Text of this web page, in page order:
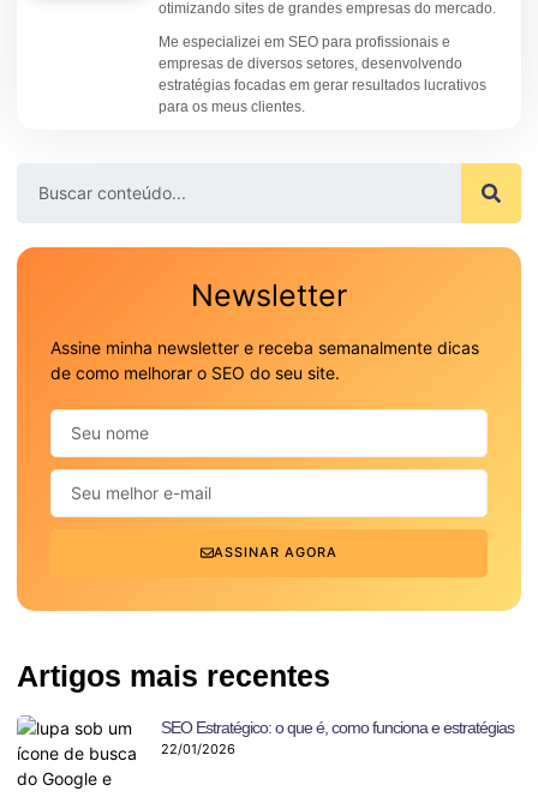
otimizando sites de grandes empresas do mercado.
Me especializei em SEO para profissionais e
empresas de diversos setores, desenvolvendo
estratégias focadas em gerar resultados lucrativos
para os meus clientes.
Newsletter
Assine minha newsletter e receba semanalmente dicas
de como melhorar o SEO do seu site.
ASSINAR AGORA
Artigos mais recentes
SEO Estratégico: o que é, como funciona e estratégias
22/01/2026